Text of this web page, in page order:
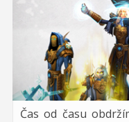
Čas od času